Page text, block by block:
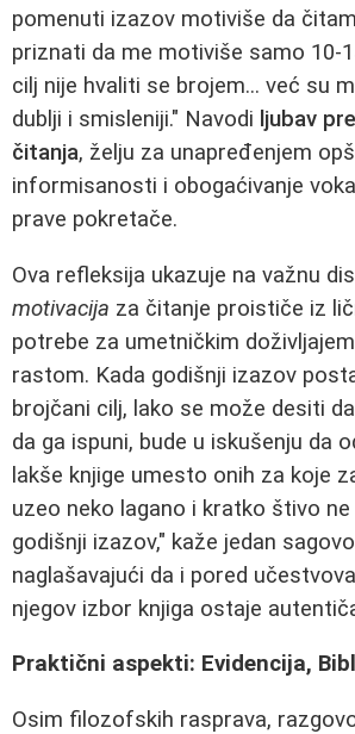
pomenuti izazov motiviše da
priznati da me motiviše samo 10-
cilj nije hvaliti se brojem... već su
dublji i smisleniji." Navodi ljubav
čitanja, želju za unapređenjem
informisanosti i obogaćivanje
prave pokretače.
Ova refleksija ukazuje na važnu
motivacija za čitanje proističe iz
potrebe za umetničkim
rastom. Kada godišnji izazov
brojčani cilj, lako se može desiti
da ga ispuni, bude u iskušenju da
lakše knjige umesto onih za koje
uzeo neko lagano i kratko štivo
godišnji izazov," kaže jedan
naglašavajući da i pored
njegov izbor knjiga ostaje
Praktični aspekti: Evidencija,
Osim filozofskih rasprava,